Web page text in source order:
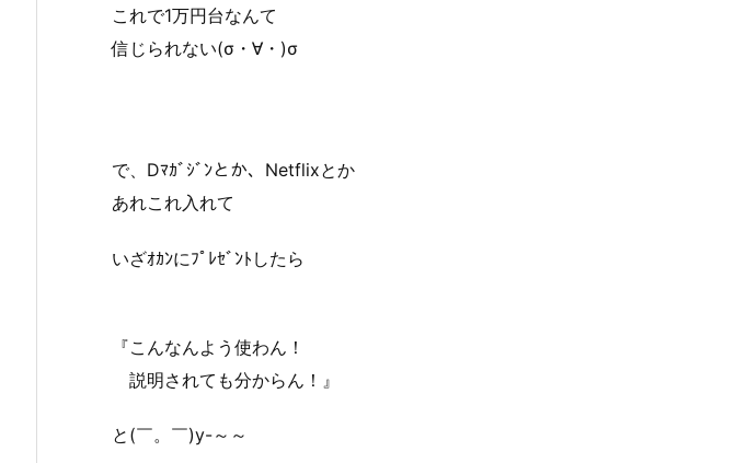
これで1万円台なんて
信じられない(σ・∀・)σ
で、Dﾏｶﾞｼﾞﾝとか、Netflixとか
あれこれ入れて
いざｵｶﾝにﾌﾟﾚｾﾞﾝﾄしたら
『こんなんよう使わん！
説明されても分からん！』
と(￣。￣)y-～～